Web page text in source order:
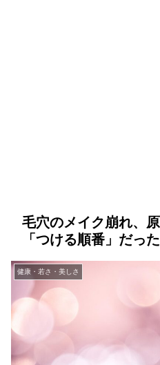
毛穴のメイク崩れ、
「つける順番」だった
健康・若さ・美しさ